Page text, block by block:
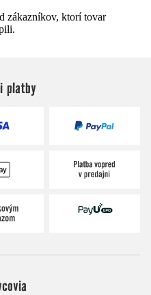
zákazníkov, ktorí tovar
platby